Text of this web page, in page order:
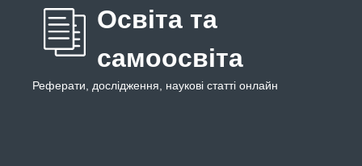
Освіта та
самоосвіта
Реферати, дослідження, наукові статті онлайн